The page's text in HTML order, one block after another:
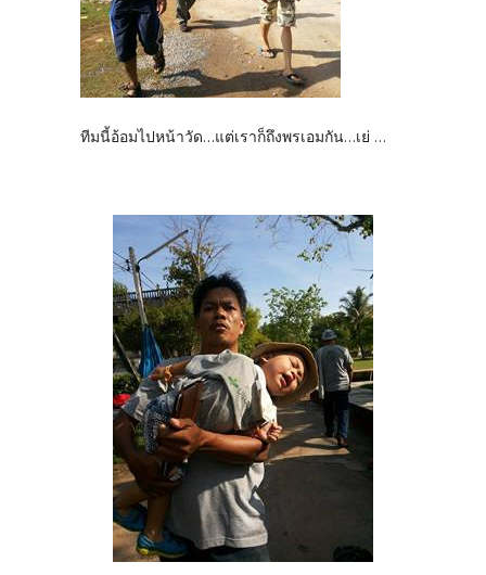
ทีมนี้อ้อมไปหน้าวัด...แต่เราก็ถึงพรเอมกัน...เย่ ...